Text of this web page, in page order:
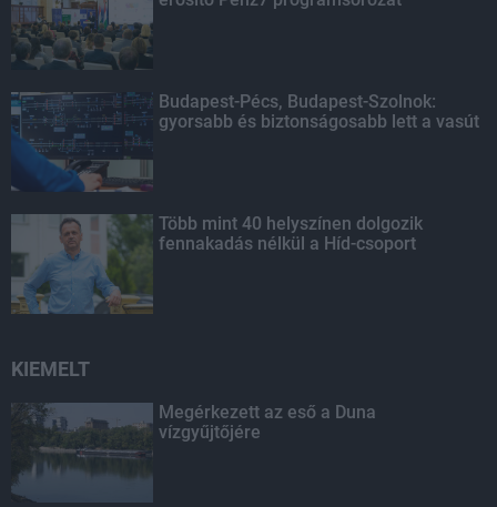
Budapest-Pécs, Budapest-Szolnok:
gyorsabb és biztonságosabb lett a vasút
Több mint 40 helyszínen dolgozik
fennakadás nélkül a Híd-csoport
KIEMELT
Megérkezett az eső a Duna
vízgyűjtőjére